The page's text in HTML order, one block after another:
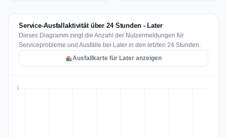
Service-Ausfallaktivität über 24 Stunden - Later
Dieses Diagramm zeigt die Anzahl der Nutzermeldungen für
Serviceprobleme und Ausfälle bei Later in den letzten 24 Stunden.
Ausfallkarte für Later anzeigen